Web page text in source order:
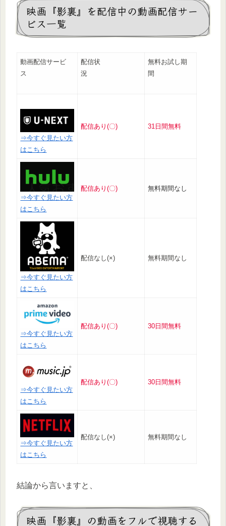
映画『影裏』を配信中の動画配信サー
ビス一覧
動画配信サービ
ス
配信状
況
無料お試し期
間
⇒今すぐ見たい方
はこちら
配信あり(〇) 31日間無料
⇒今すぐ見たい方
はこちら
配信あり(〇) 無料期間なし
⇒今すぐ見たい方
はこちら
配信なし(×) 無料期間なし
⇒今すぐ見たい方
はこちら
配信あり(〇) 30日間無料
⇒今すぐ見たい方
はこちら
配信あり(〇) 30日間無料
⇒今すぐ見たい方
はこちら
配信なし(×) 無料期間なし
結論から言いますと、
映画『影裏』の動画をフルで視聴する